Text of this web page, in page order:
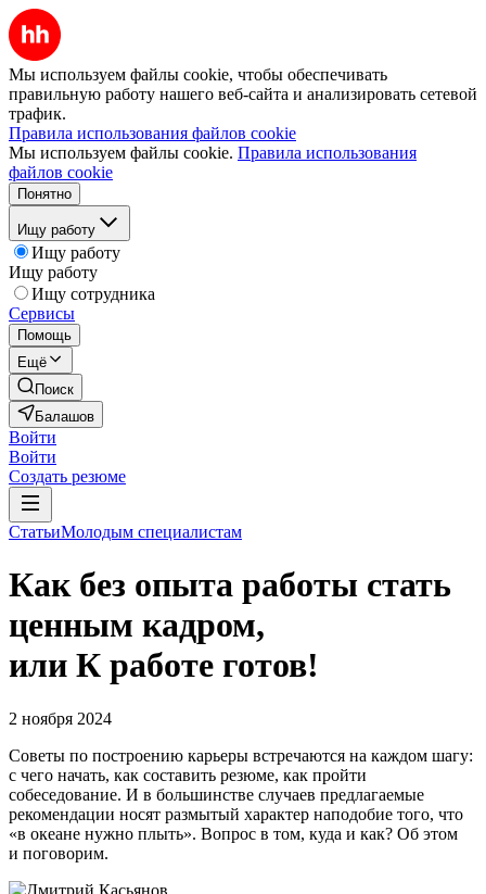
Мы используем файлы cookie, чтобы обеспечивать
правильную работу нашего веб-сайта и анализировать сетевой
трафик.
Правила использования файлов cookie
Мы используем файлы cookie. Правила использования
файлов cookie
Понятно
Ищу работу
Ищу работу
Ищу работу
Ищу сотрудника
Сервисы
Помощь
Ещё
Поиск
Балашов
Войти
Войти
Создать резюме
СтатьиМолодым специалистам
Как без опыта работы стать
ценным кадром,
или К работе готов!
2 ноября 2024
Советы по построению карьеры встречаются на каждом шагу:
с чего начать, как составить резюме, как пройти
собеседование. И в большинстве случаев предлагаемые
рекомендации носят размытый характер наподобие того, что
«в океане нужно плыть». Вопрос в том, куда и как? Об этом
и поговорим.